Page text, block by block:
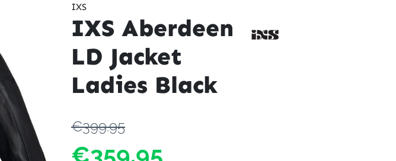
IXS
IXS Aberdeen
LD Jacket
Ladies Black
€399.95
€359.95